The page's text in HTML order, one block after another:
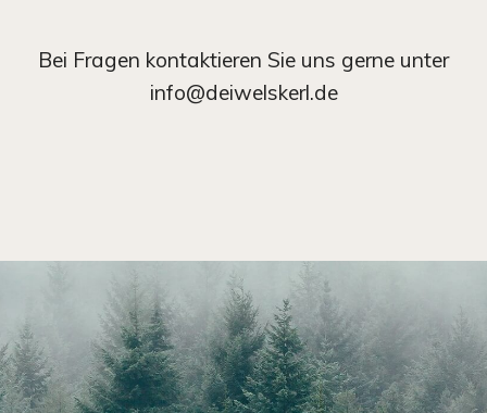
Bei Fragen kontaktieren Sie uns gerne unter
info@deiwelskerl.de